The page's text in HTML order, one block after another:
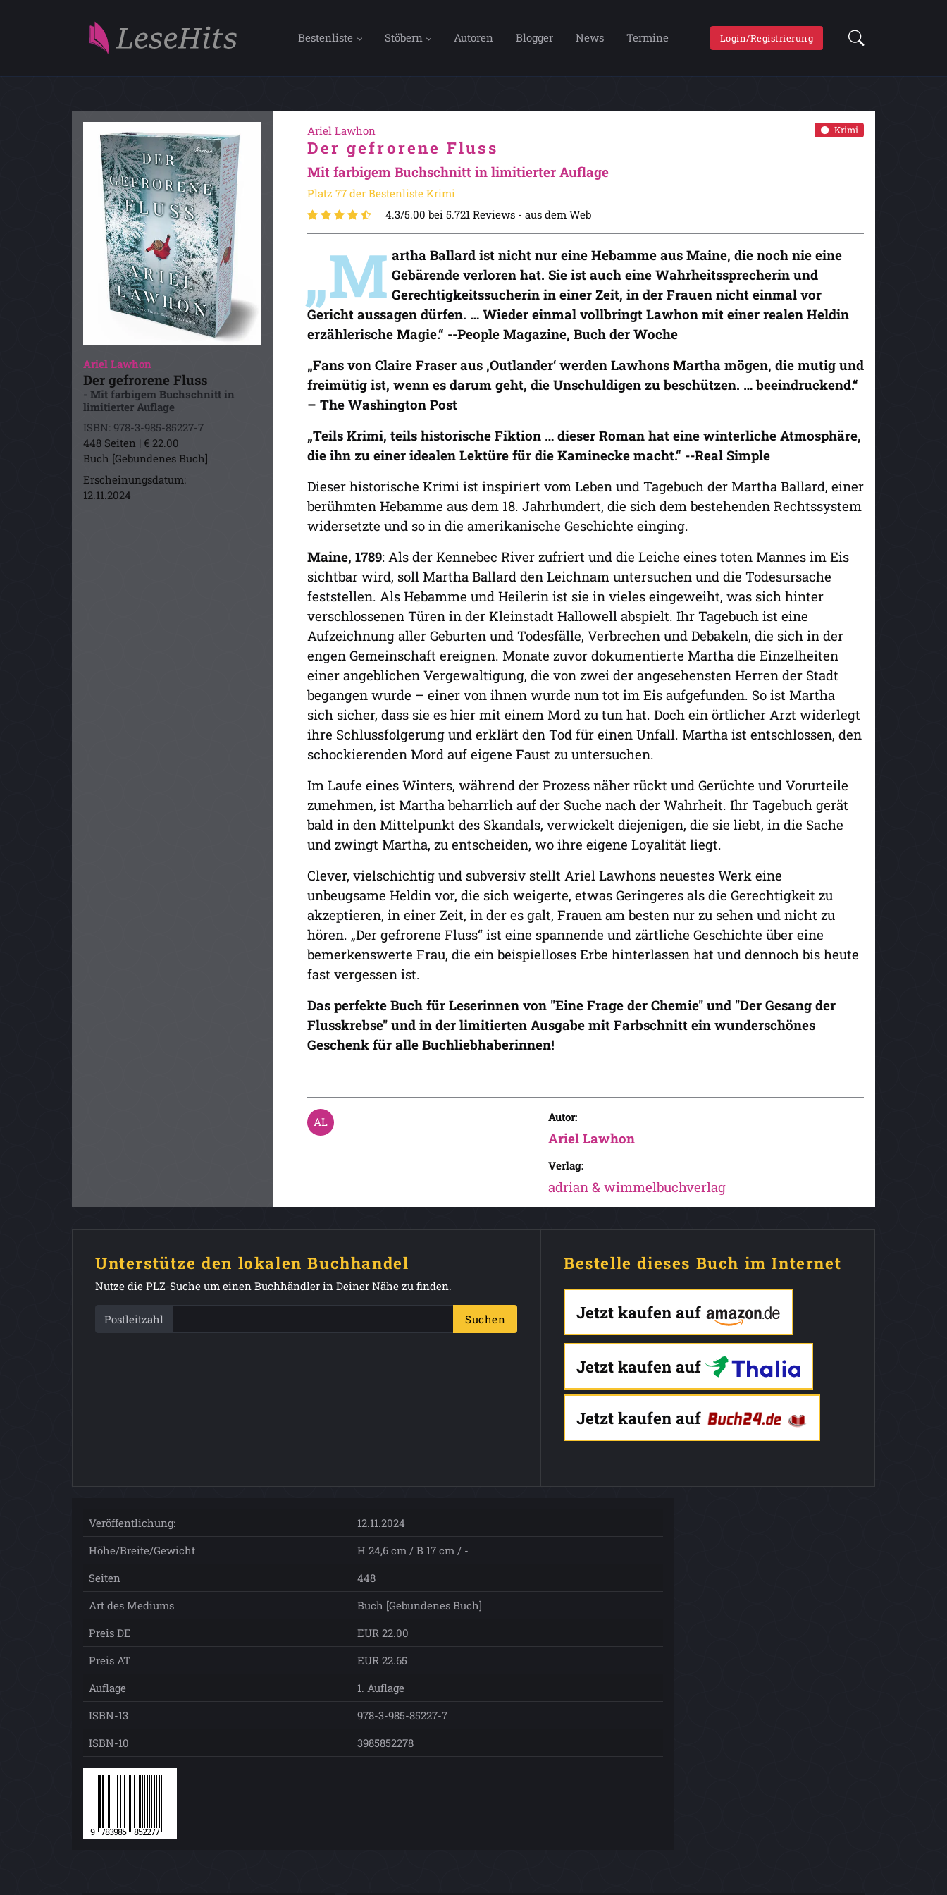
Bestenliste Stöbern Autoren Blogger News Termine Login/Registrierung
Ariel Lawhon
Der gefrorene Fluss
- Mit farbigem Buchschnitt in
limitierter Auflage
ISBN: 978-3-985-85227-7
448 Seiten | € 22.00
Buch [Gebundenes Buch]
Erscheinungsdatum:
12.11.2024
Krimi
Ariel Lawhon
Der gefrorene Fluss
Mit farbigem Buchschnitt in limitierter Auflage
Platz 77 der Bestenliste Krimi
4.3/5.00 bei 5.721 Reviews - aus dem Web
„M artha Ballard ist nicht nur eine Hebamme aus Maine, die noch nie eine
Gebärende verloren hat. Sie ist auch eine Wahrheitssprecherin und
Gerechtigkeitssucherin in einer Zeit, in der Frauen nicht einmal vor
Gericht aussagen dürfen. … Wieder einmal vollbringt Lawhon mit einer realen Heldin
erzählerische Magie.“ --People Magazine, Buch der Woche
„Fans von Claire Fraser aus ‚Outlander‘ werden Lawhons Martha mögen, die mutig und
freimütig ist, wenn es darum geht, die Unschuldigen zu beschützen. … beeindruckend.“
– The Washington Post
„Teils Krimi, teils historische Fiktion … dieser Roman hat eine winterliche Atmosphäre,
die ihn zu einer idealen Lektüre für die Kaminecke macht.“ --Real Simple
Dieser historische Krimi ist inspiriert vom Leben und Tagebuch der Martha Ballard, einer
berühmten Hebamme aus dem 18. Jahrhundert, die sich dem bestehenden Rechtssystem
widersetzte und so in die amerikanische Geschichte einging.
Maine, 1789: Als der Kennebec River zufriert und die Leiche eines toten Mannes im Eis
sichtbar wird, soll Martha Ballard den Leichnam untersuchen und die Todesursache
feststellen. Als Hebamme und Heilerin ist sie in vieles eingeweiht, was sich hinter
verschlossenen Türen in der Kleinstadt Hallowell abspielt. Ihr Tagebuch ist eine
Aufzeichnung aller Geburten und Todesfälle, Verbrechen und Debakeln, die sich in der
engen Gemeinschaft ereignen. Monate zuvor dokumentierte Martha die Einzelheiten
einer angeblichen Vergewaltigung, die von zwei der angesehensten Herren der Stadt
begangen wurde – einer von ihnen wurde nun tot im Eis aufgefunden. So ist Martha
sich sicher, dass sie es hier mit einem Mord zu tun hat. Doch ein örtlicher Arzt widerlegt
ihre Schlussfolgerung und erklärt den Tod für einen Unfall. Martha ist entschlossen, den
schockierenden Mord auf eigene Faust zu untersuchen.
Im Laufe eines Winters, während der Prozess näher rückt und Gerüchte und Vorurteile
zunehmen, ist Martha beharrlich auf der Suche nach der Wahrheit. Ihr Tagebuch gerät
bald in den Mittelpunkt des Skandals, verwickelt diejenigen, die sie liebt, in die Sache
und zwingt Martha, zu entscheiden, wo ihre eigene Loyalität liegt.
Clever, vielschichtig und subversiv stellt Ariel Lawhons neuestes Werk eine
unbeugsame Heldin vor, die sich weigerte, etwas Geringeres als die Gerechtigkeit zu
akzeptieren, in einer Zeit, in der es galt, Frauen am besten nur zu sehen und nicht zu
hören. „Der gefrorene Fluss“ ist eine spannende und zärtliche Geschichte über eine
bemerkenswerte Frau, die ein beispielloses Erbe hinterlassen hat und dennoch bis heute
fast vergessen ist.
Das perfekte Buch für Leserinnen von "Eine Frage der Chemie" und "Der Gesang der
Flusskrebse" und in der limitierten Ausgabe mit Farbschnitt ein wunderschönes
Geschenk für alle Buchliebhaberinnen!
Autor:
Ariel Lawhon
Verlag:
adrian & wimmelbuchverlag
Unterstütze den lokalen Buchhandel
Nutze die PLZ-Suche um einen Buchhändler in Deiner Nähe zu finden.
Postleitzahl Suchen
Bestelle dieses Buch im Internet
Jetzt kaufen auf
Jetzt kaufen auf
Jetzt kaufen auf
Veröffentlichung:
12.11.2024
Höhe/Breite/Gewicht
H 24,6 cm / B 17 cm / -
Seiten
448
Art des Mediums
Buch [Gebundenes Buch]
Preis DE
EUR 22.00
Preis AT
EUR 22.65
Auflage
1. Auflage
ISBN-13
978-3-985-85227-7
ISBN-10
3985852278